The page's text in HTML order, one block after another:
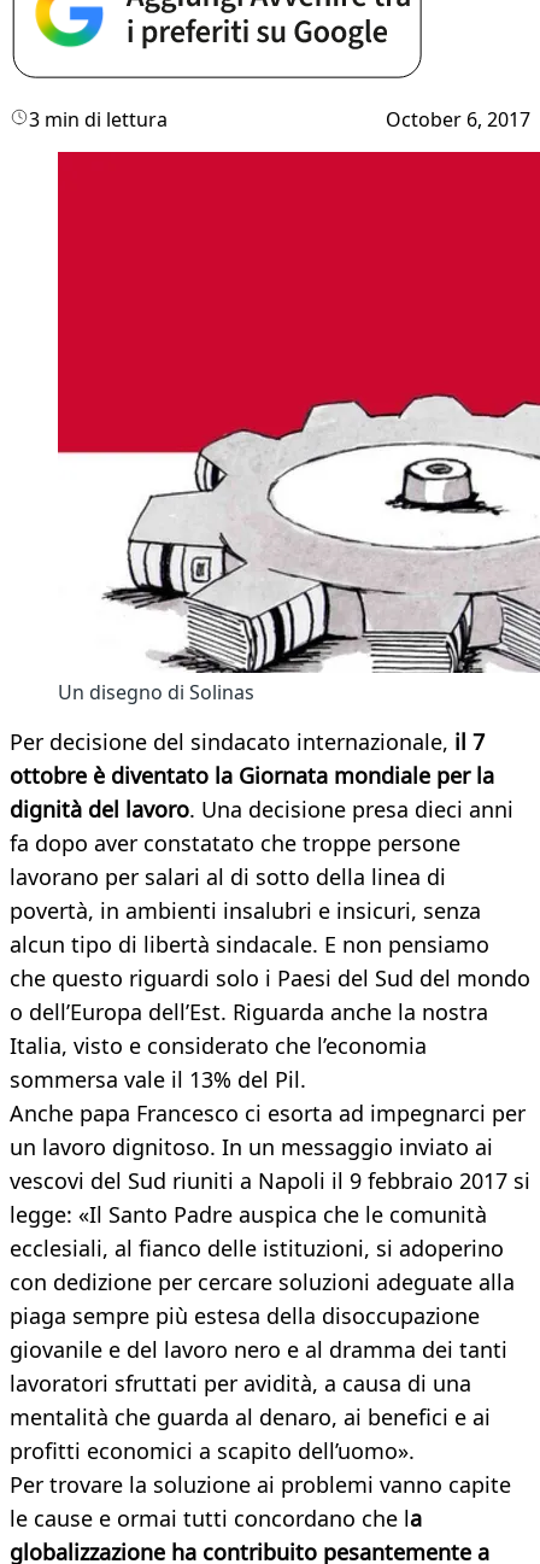
3 min di lettura October 6, 2017
Un disegno di Solinas
Per decisione del sindacato internazionale, il 7
ottobre è diventato la Giornata mondiale per la
dignità del lavoro. Una decisione presa dieci anni
fa dopo aver constatato che troppe persone
lavorano per salari al di sotto della linea di
povertà, in ambienti insalubri e insicuri, senza
alcun tipo di libertà sindacale. E non pensiamo
che questo riguardi solo i Paesi del Sud del mondo
o dell’Europa dell’Est. Riguarda anche la nostra
Italia, visto e considerato che l’economia
sommersa vale il 13% del Pil.
Anche papa Francesco ci esorta ad impegnarci per
un lavoro dignitoso. In un messaggio inviato ai
vescovi del Sud riuniti a Napoli il 9 febbraio 2017 si
legge: «Il Santo Padre auspica che le comunità
ecclesiali, al fianco delle istituzioni, si adoperino
con dedizione per cercare soluzioni adeguate alla
piaga sempre più estesa della disoccupazione
giovanile e del lavoro nero e al dramma dei tanti
lavoratori sfruttati per avidità, a causa di una
mentalità che guarda al denaro, ai benefici e ai
profitti economici a scapito dell’uomo».
Per trovare la soluzione ai problemi vanno capite
le cause e ormai tutti concordano che la
globalizzazione ha contribuito pesantemente a